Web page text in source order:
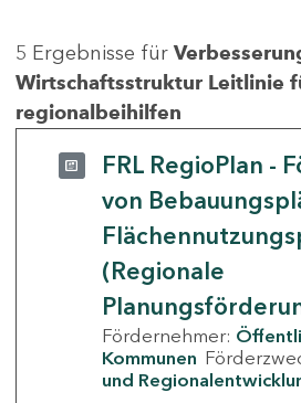
5 Ergebnisse für
Wirtschaftsstruktur Leitlinie
regionalbeihilfen
FRL RegioPlan -
von
(Regionale
Fördernehmer:
Kommunen
und